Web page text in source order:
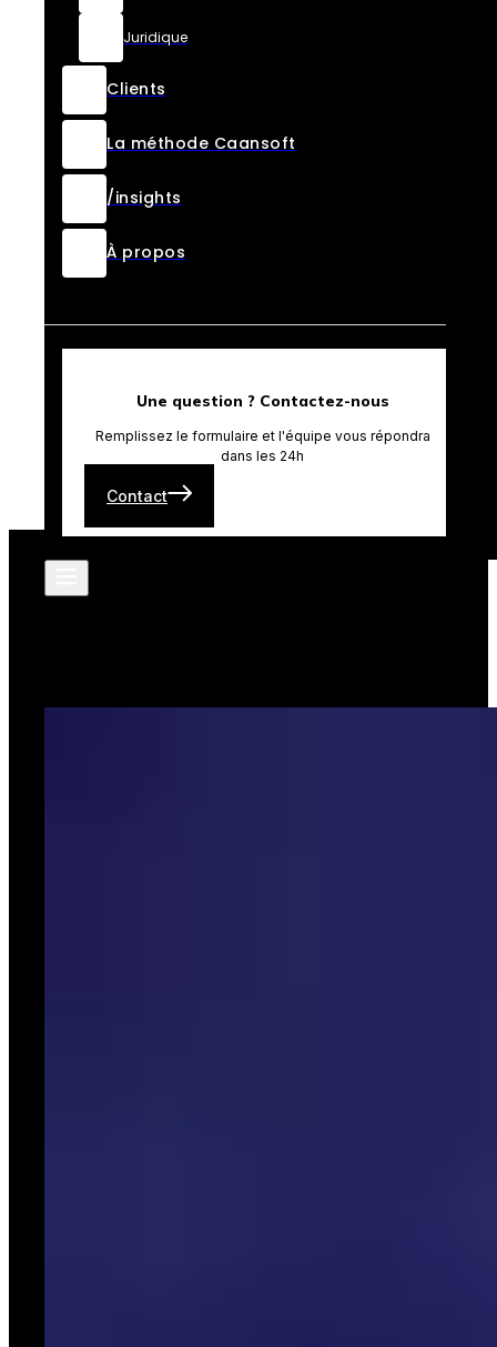
Juridique
Clients
La méthode Caansoft
/insights
À propos
Une question ? Contactez-nous
Remplissez le formulaire et l'équipe vous répondra
dans les 24h
Contact